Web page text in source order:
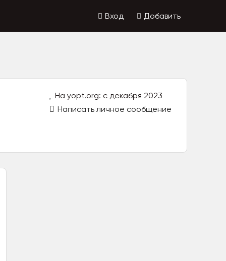
Вход Добавить
На yopt.org: с декабря 2023
Написать личное сообщение